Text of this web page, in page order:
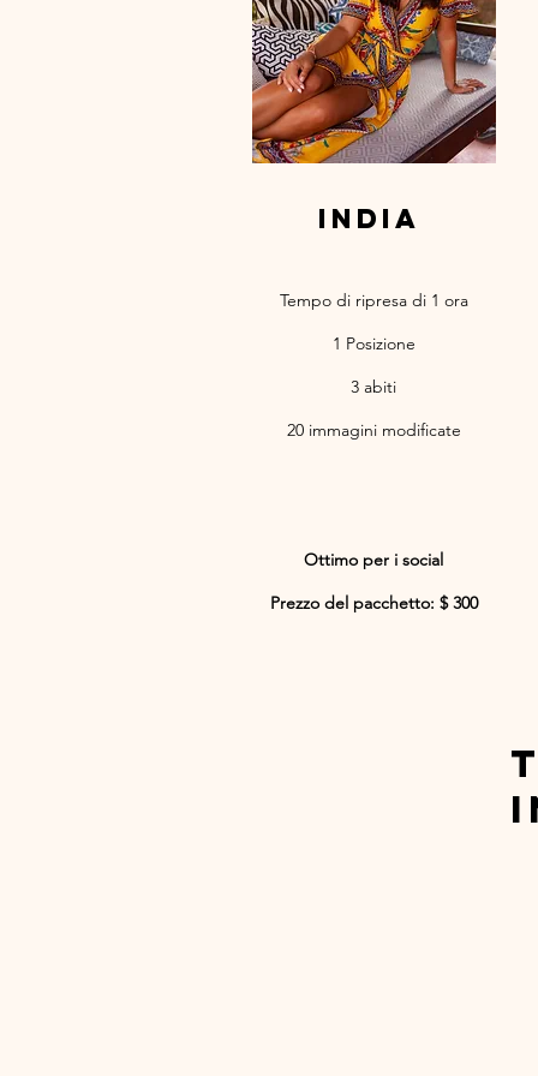
India
Tempo di ripresa di 1 ora
1 Posizione
3 abiti
20 immagini modificate
Ottimo per i social
Prezzo del pacchetto: $ 300